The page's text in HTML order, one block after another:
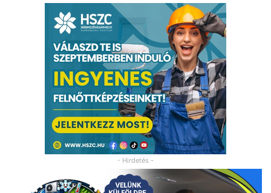
- Hirdetés -